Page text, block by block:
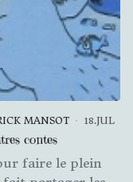
MANSOT 18.JUL
contes
faire le plein